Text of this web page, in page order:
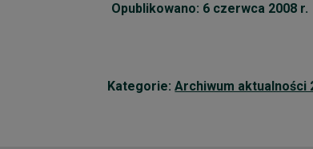
Opublikowano: 6 czerwca 2008 r.
Kategorie:Archiwum aktualności